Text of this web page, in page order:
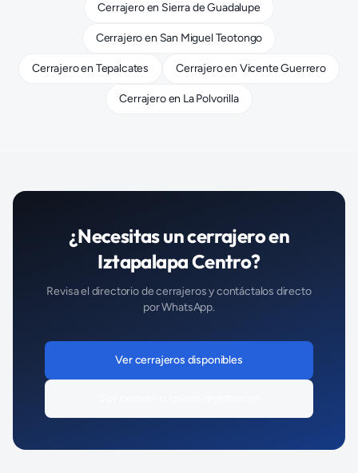
Cerrajeroen Sierra de Guadalupe
Cerrajeroen San Miguel Teotongo
Cerrajeroen Tepalcates Cerrajeroen Vicente Guerrero
Cerrajeroen La Polvorilla
¿Necesitas uncerrajeroen
Iztapalapa Centro?
Revisa el directorio decerrajerosy contáctalos directo
por WhatsApp.
Vercerrajeros disponibles